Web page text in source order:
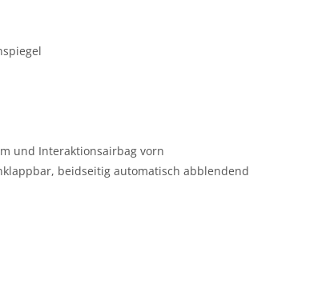
und Interaktionsairbag vorn
beidseitig automatisch abblendend